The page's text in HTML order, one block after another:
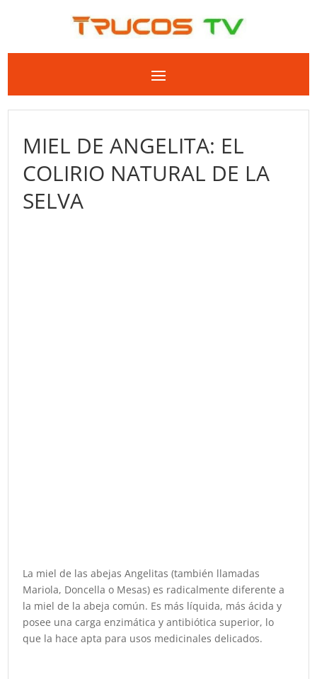
MIEL DE ANGELITA: EL
COLIRIO NATURAL DE LA
SELVA
La miel de las abejas Angelitas (también llamadas
Mariola, Doncella o Mesas) es radicalmente diferente a
la miel de la abeja común. Es más líquida, más ácida y
posee una carga enzimática y antibiótica superior, lo
que la hace apta para usos medicinales delicados.